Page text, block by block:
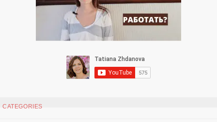
CATEGORIES